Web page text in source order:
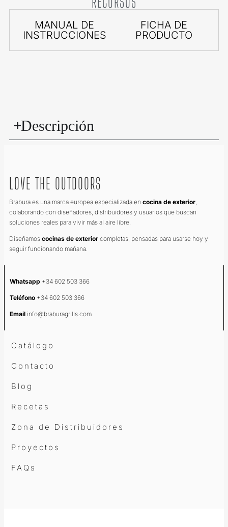
MANUAL DE
INSTRUCCIONES
FICHA DE
PRODUCTO
Descripción
LOVE THE OUTDOORS
Brabura es una marca europea especializada en cocina de exterior
colaborando con diseñadores, distribuidores y usuarios que buscan
soluciones reales para vivir más al aire libre.
Diseñamos cocinas de exterior completas, pensadas para usarse hoy y
seguir funcionando mañana.
Whatsapp +34 602 503 366
Teléfono +34 602 503 366
Email info@braburagrills.com
Catálogo
Contacto
Blog
Recetas
Zona de Distribuidores
Proyectos
FAQs